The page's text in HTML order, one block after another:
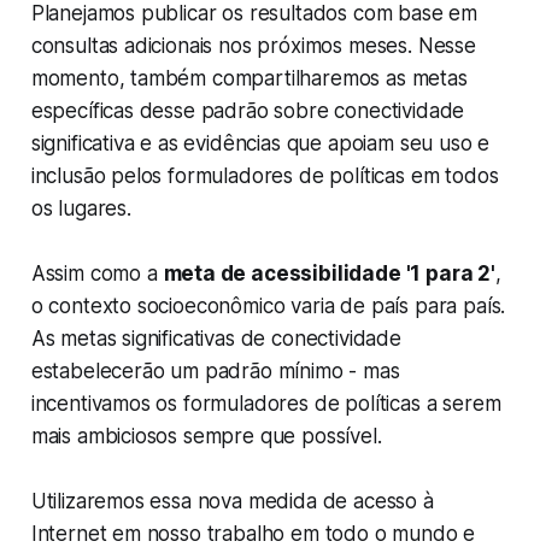
Planejamos publicar os resultados com base em
consultas adicionais nos próximos meses. Nesse
momento, também compartilharemos as metas
específicas desse padrão sobre conectividade
significativa e as evidências que apoiam seu uso e
inclusão pelos formuladores de políticas em todos
os lugares.
Assim como a meta de acessibilidade '1 para 2',
o contexto socioeconômico varia de país para país.
As metas significativas de conectividade
estabelecerão um padrão mínimo - mas
incentivamos os formuladores de políticas a serem
mais ambiciosos sempre que possível.
Utilizaremos essa nova medida de acesso à
Internet em nosso trabalho em todo o mundo e